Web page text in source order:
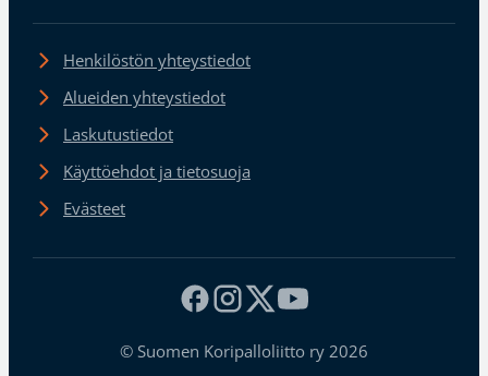
Henkilöstön yhteystiedot
Alueiden yhteystiedot
Laskutustiedot
Käyttöehdot ja tietosuoja
Evästeet
© Suomen Koripalloliitto ry 2026